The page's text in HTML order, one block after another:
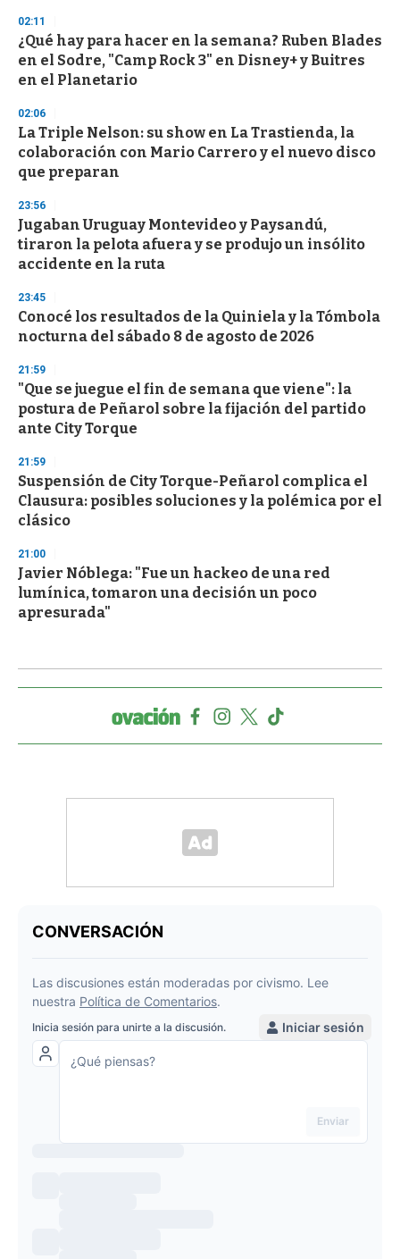
s
c
o
n
02:11
¿Qué hay para hacer en la semana? Ruben Blades
en el Sodre, "Camp Rock 3" en Disney+ y Buitres
en el Planetario
02:06
La Triple Nelson: su show en La Trastienda, la
colaboración con Mario Carrero y el nuevo disco
que preparan
23:56
Jugaban Uruguay Montevideo y Paysandú,
tiraron la pelota afuera y se produjo un insólito
accidente en la ruta
23:45
Conocé los resultados de la Quiniela y la Tómbola
nocturna del sábado 8 de agosto de 2026
21:59
"Que se juegue el fin de semana que viene": la
postura de Peñarol sobre la fijación del partido
ante City Torque
21:59
Suspensión de City Torque-Peñarol complica el
Clausura: posibles soluciones y la polémica por el
clásico
21:00
Javier Nóblega: "Fue un hackeo de una red
lumínica, tomaron una decisión un poco
apresurada"